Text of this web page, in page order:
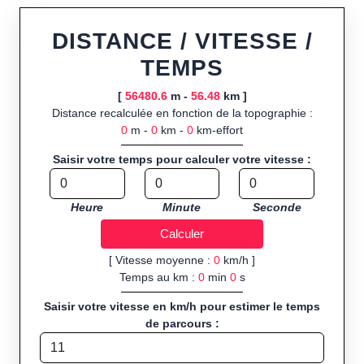
ou import de fichier GPX, calcul instantané de la distance
profil d’élévation avec options de lissage, export en trace GPX,
route GPX, KML (plat ou relief) et TCX, ainsi que calculs
Public cible :strong> sportifs de loisir et compétiteurs
préparant entraînements et parcours, organisateurs
d’événements partageant leurs itinéraires, et utilisateurs de
GPS souhaitant charger leurs trajets à l’avance.
Sports et activités disponibles :Footing (jogging), course à
pied, cyclisme (vélo), VTT, randonnée, roller et équitation.
DISTANCE / VITESSE /
TEMPS
[ 56480.6m - 56.48km ]
Distance recalculée en fonction de la topographie :
0 m - 0 km - 0 km-effort
Saisir votre temps pour calculer votre vitesse :
Heure Minute Seconde
[ Vitesse moyenne : 0 km/h ]
Temps au km : 0min 0s
Saisir votre vitesse en km/h pour estimer le temps
de parcours :